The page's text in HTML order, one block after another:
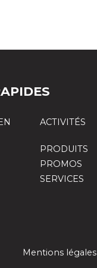
ACTIVITÉS
PRODUITS
PROMOS
SERVICES
Mentions légales